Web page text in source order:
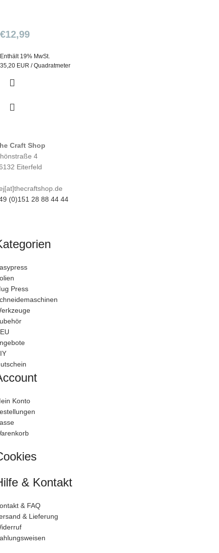
€12,99
Enthält 19% MwSt.
35,20 EUR / Quadratmeter
Craft Shop
4
Eiterfeld
(0)151 28 88 44 44
Press
Konto
& Kontakt
& FAQ
& Lieferung